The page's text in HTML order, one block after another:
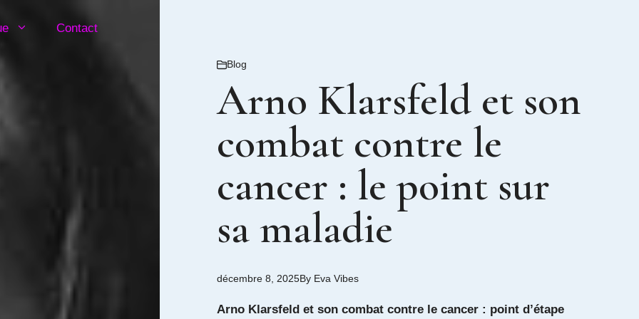
Contact
Blog
Arno Klarsfeld et son
combat contre le
cancer : le point sur
sa maladie
décembre 8, 2025By Eva Vibes
Arno Klarsfeld et son combat contre le cancer : point d’étape